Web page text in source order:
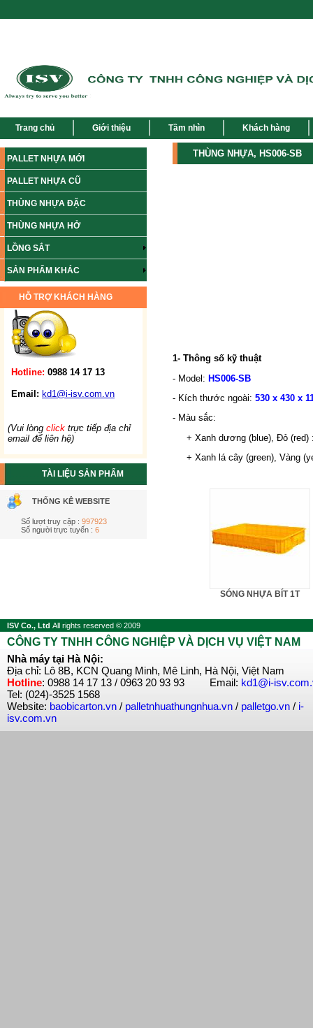
Trang chủ Giới thiệu Tầm nhìn Khách hàng
PALLET NHỰA MỚI
PALLET NHỰA CŨ
THÙNG NHỰA ĐẶC
THÙNG NHỰA HỞ
LỒNG SẮT
SẢN PHẨM KHÁC
HỖ TRỢ KHÁCH HÀNG
Hotline: 0988 14 17 13
Email: kd1@i-isv.com.vn
(Vui lòng click trực tiếp địa chỉ
email để liên hệ)
TÀI LIỆU SẢN PHẨM
THỐNG KÊ WEBSITE
Số lượt truy cập : 997923
Số người trực tuyến : 6
THÙNG NHỰA, HS006-SB
1- Thông số kỹ thuật
- Model: HS006-SB
- Kích thước ngoài: 530 x 430 x
- Màu sắc:
+ Xanh dương (blue), Đỏ (red)
+ Xanh lá cây (green), Vàng
SÓNG NHỰA BÍT 1T
ISV Co., Ltd All rights reserved © 2009
CÔNG TY TNHH CÔNG NGHIỆP VÀ DỊCH VỤ VIỆT NAM
Nhà máy tại Hà Nội:
Địa chỉ: Lô 8B, KCN Quang Minh, Mê Linh, Hà Nội, Việt Nam
Hotline: 0988 14 17 13 / 0963 20 93 93 Email: kd1@i-
Tel: (024)-3525 1568
Website: baobicarton.vn / palletnhuathungnhua.vn / palletgo.vn / i-
isv.com.vn